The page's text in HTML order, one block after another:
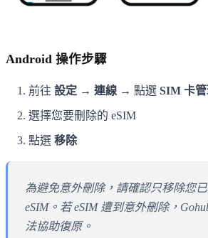
Android 操作步驟
前往 設定 → 連線 → 點選 SIM 卡
選擇您要刪除的 eSIM
點選 移除
為避免意外刪除，請確認只移除您
eSIM。若 eSIM 遭到意外刪除，
法協助復原。